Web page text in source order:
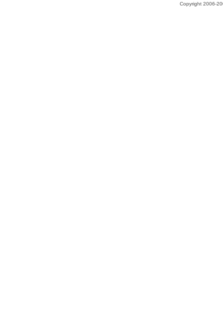
Copyright 2006-